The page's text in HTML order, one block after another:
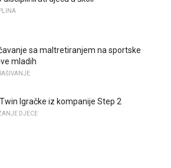
sa maltretiranjem na sportske
mladih
Igračke iz kompanije Step 2
DJECE